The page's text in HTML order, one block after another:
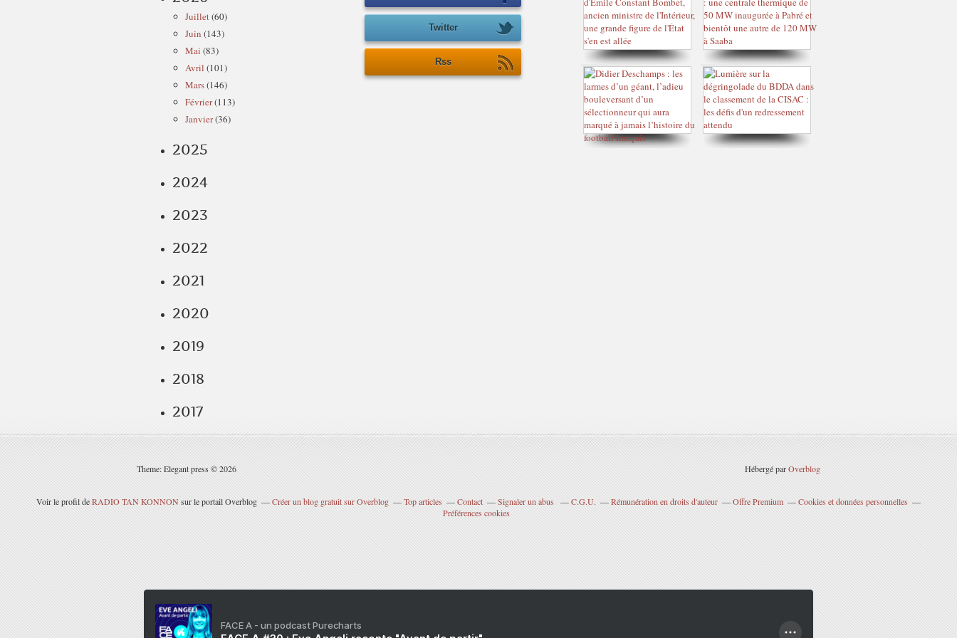
Juillet(60)
Juin (143)
Mai (83)
Avril (101)
Mars(146)
Février(113)
Janvier(36)
2025
2024
2023
2022
2021
2020
2019
2018
2017
Twitter
Rss
Theme: Elegant press © 2026 Hébergé parOverblog
Voir le profil deRADIO TAN KONNON sur le portail Overblog Créer un blog gratuit sur Overblog Top articles Contact Signaler un abus C.G.U. Rémunération en droits d'auteur Offre Premium
Cookies et données personnelles
Préférences cookies
FACE A - un podcast Purecharts